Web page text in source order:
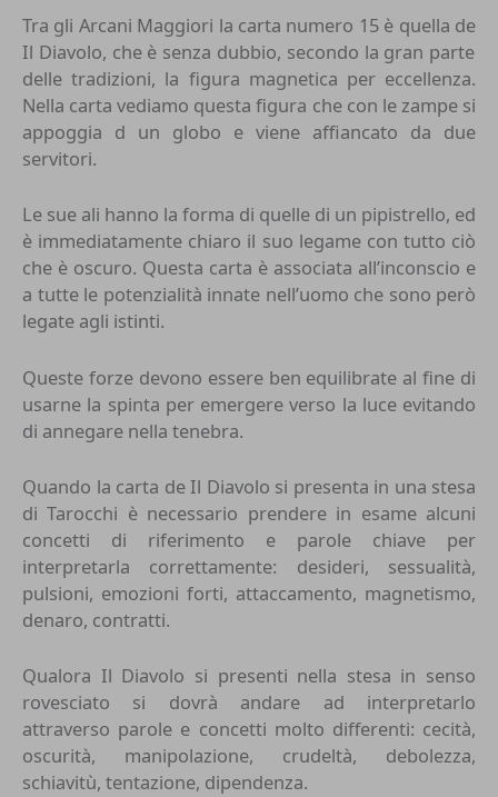
Tra gli Arcani Maggiori la carta numero 15 è quella de
Il Diavolo, che è senza dubbio, secondo la gran parte
delle tradizioni, la figura magnetica per eccellenza.
Nella carta vediamo questa figura che con le zampe si
appoggia d un globo e viene affiancato da due
servitori.
Le sue ali hanno la forma di quelle di un pipistrello, ed
è immediatamente chiaro il suo legame con tutto ciò
che è oscuro. Questa carta è associata all’inconscio e
a tutte le potenzialità innate nell’uomo che sono però
legate agli istinti.
Queste forze devono essere ben equilibrate al fine di
usarne la spinta per emergere verso la luce evitando
di annegare nella tenebra.
Quando la carta de Il Diavolo si presenta in una stesa
di Tarocchi è necessario prendere in esame alcuni
concetti di riferimento e parole chiave per
interpretarla correttamente: desideri, sessualità,
pulsioni, emozioni forti, attaccamento, magnetismo,
denaro, contratti.
Qualora Il Diavolo si presenti nella stesa in senso
rovesciato si dovrà andare ad interpretarlo
attraverso parole e concetti molto differenti: cecità,
oscurità, manipolazione, crudeltà, debolezza,
schiavitù, tentazione, dipendenza.